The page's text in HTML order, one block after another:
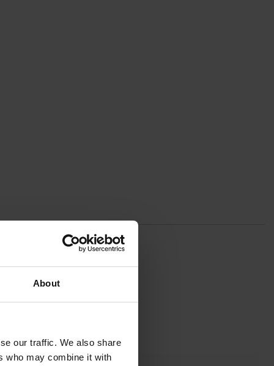
About
our traffic. We also share
who may combine it with